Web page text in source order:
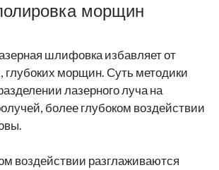
морщин
шлифовка избавляет от
глубоких морщин. Суть методики
лазерного луча на
более глубоком воздействии
воздействии разглаживаются